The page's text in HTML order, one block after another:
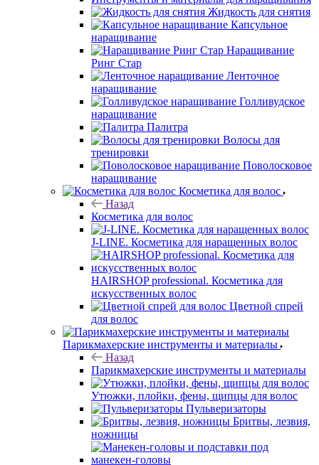
Жидкость для снятия
Капсульное
наращивание
Наращивание
Ринг Стар
Ленточное
наращивание
Голливудское
наращивание
Палитра
Волосы для
тренировки
Поволосковое
наращивание
Косметика для волос
Назад
Косметика для волос
J-LINE. Косметика для наращенных волос
HAIRSHOP professional. Косметика для
искусственных волос
Цветной спрей
для волос
Парикмахерские инструменты и материалы
Назад
Парикмахерские инструменты и материалы
Утюжки, плойки, фены, щипцы для волос
Пульверизаторы
Бритвы, лезвия,
ножницы